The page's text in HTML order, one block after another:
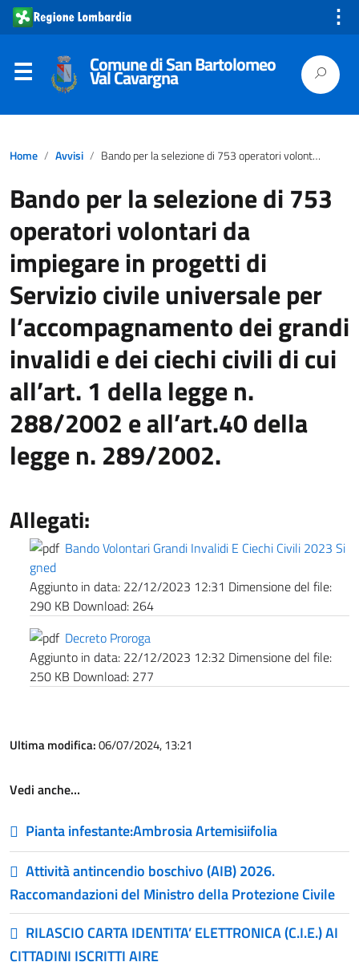
⋮
Comune di San Bartolomeo
Val Cavargna
Home Avvisi Bando per la selezione di 753 operatori volontari da impiegare in progetti di Servizio civile universale per l’accompagnamento dei grandi invalidi e dei ciechi civili di cui all’art. 1 della legge n. 288/2002 e all’art.40 della legge n. 289/2002.
Bando per la selezione di 753
operatori volontari da
impiegare in progetti di
Servizio civile universale per
l’accompagnamento dei grandi
invalidi e dei ciechi civili di cui
all’art. 1 della legge n.
288/2002 e all’art.40 della
legge n. 289/2002.
Allegati:
Bando Volontari Grandi Invalidi E Ciechi Civili 2023 Si
gned
Aggiunto in data: 22/12/2023 12:31 Dimensione del file:
290 KB Download: 264
Decreto Proroga
Aggiunto in data: 22/12/2023 12:32 Dimensione del file:
250 KB Download: 277
Ultima modifica:06/07/2024, 13:21
Vedi anche…
Pianta infestante:Ambrosia Artemisiifolia
Attività antincendio boschivo (AIB) 2026.
Raccomandazioni del Ministro della Protezione Civile
RILASCIO CARTA IDENTITA’ ELETTRONICA (C.I.E.) AI
CITTADINI ISCRITTI AIRE